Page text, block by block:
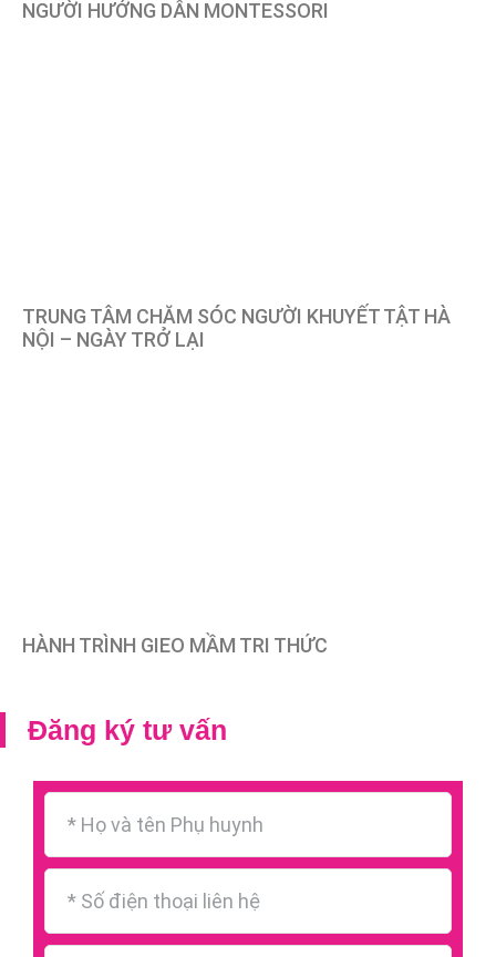
NGƯỜI HƯỚNG DẪN MONTESSORI
TRUNG TÂM CHĂM SÓC NGƯỜI KHUYẾT TẬT HÀ
NỘI – NGÀY TRỞ LẠI
HÀNH TRÌNH GIEO MẦM TRI THỨC
Đăng ký tư vấn